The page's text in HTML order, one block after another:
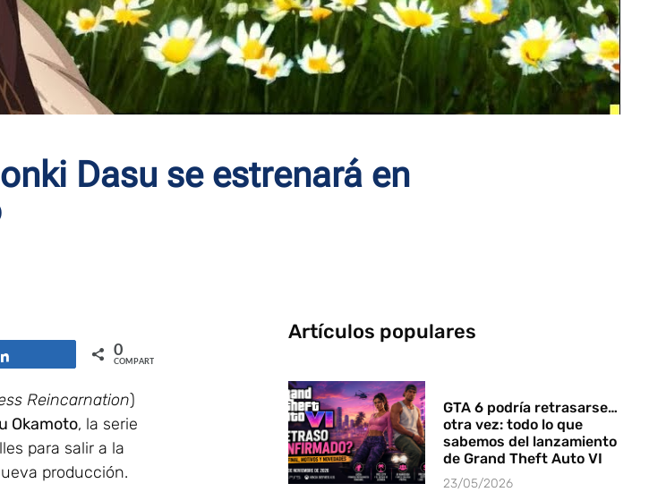
Dasu se estrenará en
0
COMPARTIR
Reincarnation)
Okamoto, la serie
para salir a la
producción.
Artículos populares
GTA 6 podría retrasarse…
otra vez: todo lo que
sabemos del lanzamiento
de Grand Theft Auto VI
23/05/2026